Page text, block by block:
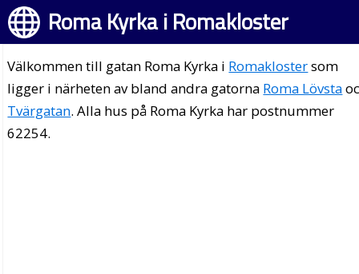
Roma Kyrka i Romakloster
Välkommen till gatan Roma Kyrka i Romaklostersom
ligger i närheten av bland andra gatorna Roma Lövsta
Tvärgatan. Alla hus på Roma Kyrka har postnummer
62254.